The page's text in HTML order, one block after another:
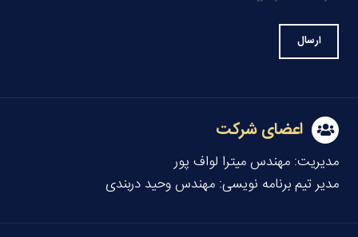
اعضای شرکت
مدیریت: مهندس میترا لواف پور
مدیر تیم برنامه نویسی: مهندس وحید دربندی